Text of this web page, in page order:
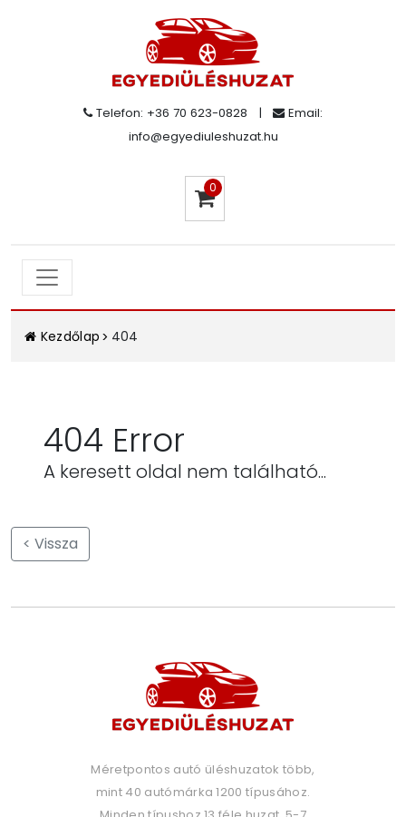
Telefon: +36 70 623-0828 |
Email:
info@egyediuleshuzat.hu
0
Kezdőlap 404
404 Error
A keresett oldal nem található...
< Vissza
Méretpontos autó üléshuzatok több,
mint 40 autómárka 1200 típusához.